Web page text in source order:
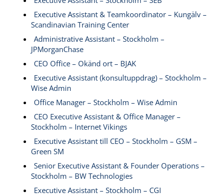
Executive Assistant & Teamkoordinator – Kungälv –
Scandinavian Training Center
Administrative Assistant – Stockholm –
JPMorganChase
CEO Office – Okänd ort – BJAK
Executive Assistant (konsultuppdrag) – Stockholm –
Wise Admin
Office Manager – Stockholm – Wise Admin
CEO Executive Assistant & Office Manager –
Stockholm – Internet Vikings
Executive Assistant till CEO – Stockholm – GSM –
Green SM
Senior Executive Assistant & Founder Operations –
Stockholm – BW Technologies
Executive Assistant – Stockholm – CGI